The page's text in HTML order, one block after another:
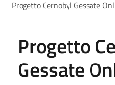
Progetto Cernobyl Gessate
Progetto
Gessate